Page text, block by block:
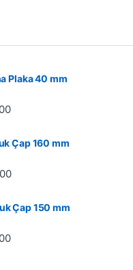
Plaka 40 mm
Çap 160 mm
Çap 150 mm